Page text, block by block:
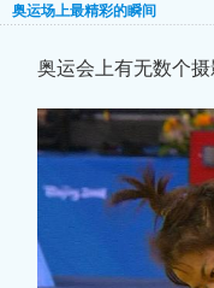
奥运场上最精彩的瞬间
奥运会上有无数个